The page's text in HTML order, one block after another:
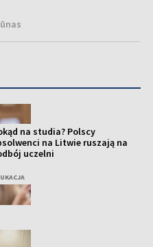
na studia? Polscy
na Litwie ruszają na
uczelni